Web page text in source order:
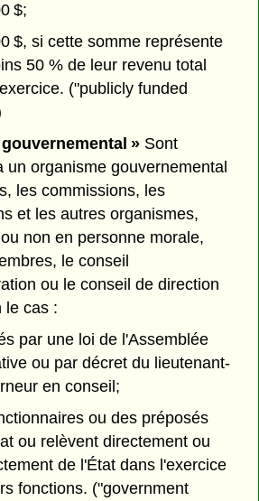
$;
$, si cette somme représente
50 % de leur revenu total
("publicly funded
»Sont
un organisme gouvernemental
les commissions, les
et les autres organismes,
non en personne morale,
le conseil
ou le conseil de direction
le cas :
par une loi de l'Assemblée
ou par décret du lieutenant-
en conseil;
ou des préposés
ou relèvent directement ou
de l'État dans l'exercice
fonctions. ("government